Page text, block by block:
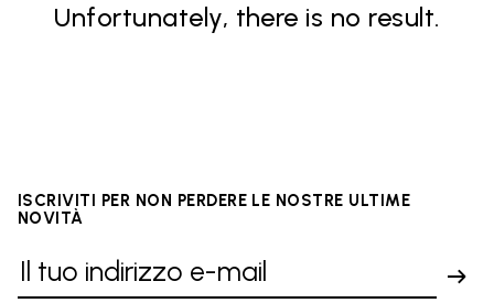
Unfortunately, there is no result.
ISCRIVITI PER NON PERDERE LE NOSTRE ULTIME
NOVITÀ